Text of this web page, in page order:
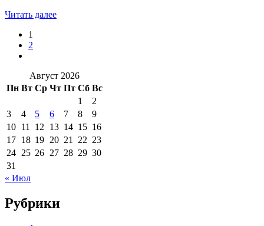
Читать далее
1
2
Август 2026
Пн Вт Ср Чт Пт Сб Вс
1
2
3
4 5 6 7 8
9
10 11 12 13 14 15 16
17 18 19 20 21 22 23
24 25 26 27 28 29 30
31
« Июл
Рубрики